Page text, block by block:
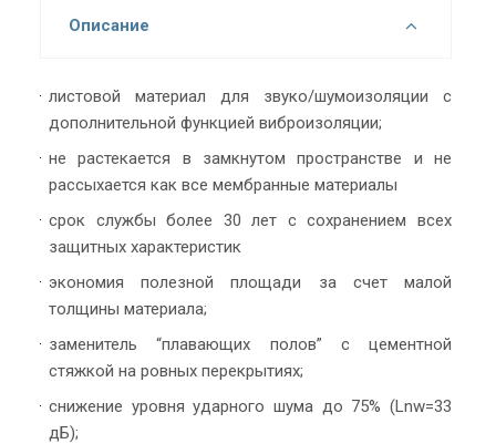
Описание
листовой материал для звуко/шумоизоляции с
дополнительной функцией виброизоляции;
не растекается в замкнутом пространстве и не
рассыхается как все мембранные материалы
срок службы более 30 лет с сохранением всех
защитных характеристик
экономия полезной площади за счет малой
толщины материала;
заменитель “плавающих полов” с цементной
стяжкой на ровных перекрытиях;
снижение уровня ударного шума до 75% (Lnw=33
дБ);